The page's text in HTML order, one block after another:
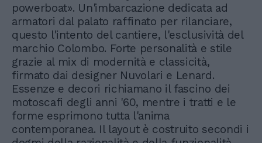
powerboat». Un'imbarcazione dedicata ad
armatori dal palato raffinato per rilanciare,
questo l'intento del cantiere, l'esclusività del
marchio Colombo. Forte personalità e stile
grazie al mix di modernità e classicità,
firmato dai designer Nuvolari e Lenard.
Essenze e decori richiamano il fascino dei
motoscafi degli anni '60, mentre i tratti e le
forme esprimono tutta l'anima
contemporanea. Il layout è costruito secondi i